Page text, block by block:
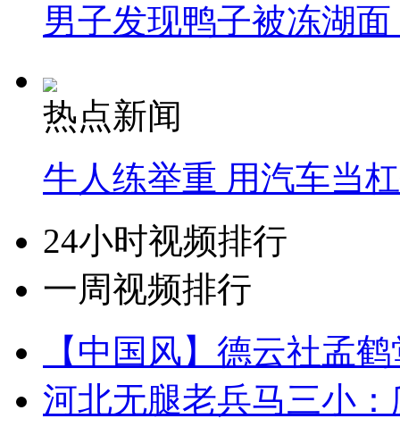
男子发现鸭子被冻湖
热点新闻
牛人练举重 用汽车当
24小时视频排行
一周视频排行
【中国风】德云社孟
河北无腿老兵马三小